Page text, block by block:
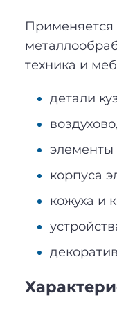
Применяется
техника и
детали
элементы
корпуса
кожуха и